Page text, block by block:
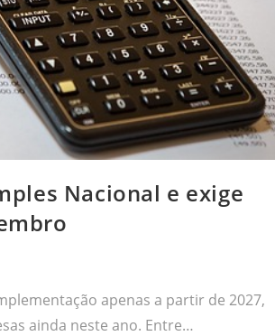
Nacional e exige
apenas a partir de 2027,
ainda neste ano. Entre…